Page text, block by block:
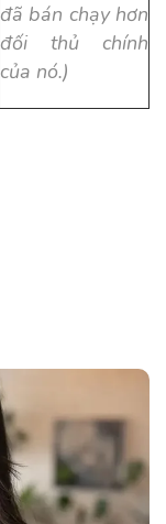
đã bán chạy hơn
đối thủ chính
của nó.)